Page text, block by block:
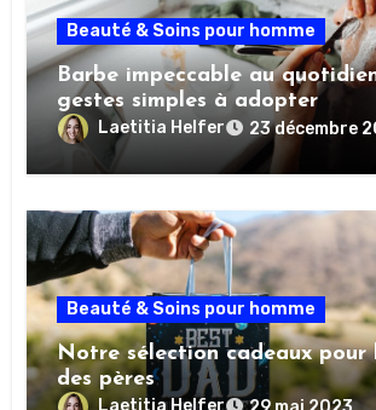
Beauté & Soins pour homme
Barbe impeccable au
gestes simples à adopter
Laetitia Helfer 23 décembre
Beauté & Soins pour homme
Notre sélection cadeaux pour
des pères
Laetitia Helfer